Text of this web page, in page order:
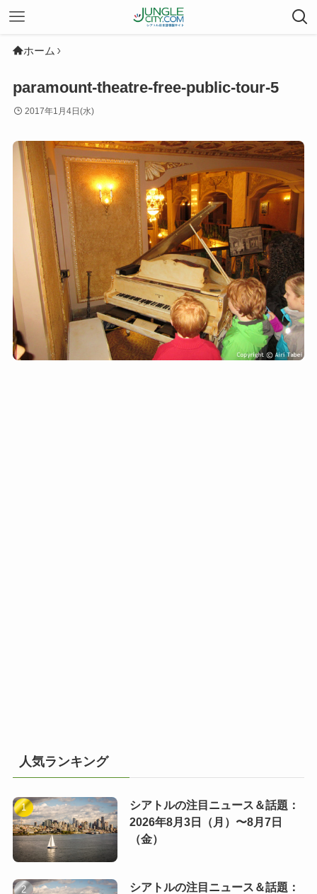
ホーム
paramount-theatre-free-public-tour-5
2017年1月4日(水)
人気ランキング
シアトルの注目ニュース＆話題：
2026年8月3日（月）〜8月7日
（金）
シアトルの注目ニュース＆話題：